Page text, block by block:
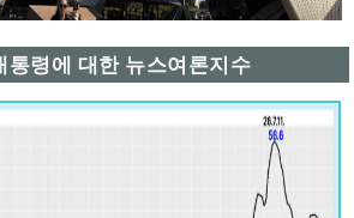
통령에 대한 뉴스여론지수